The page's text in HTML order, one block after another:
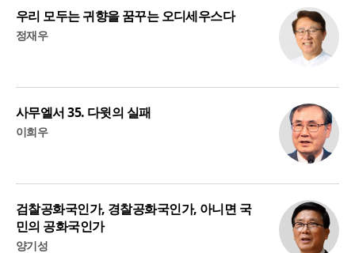
우리 모두는 귀향을 꿈꾸는 오디세우스다
정재우
사무엘서 35. 다윗의 실패
이희우
검찰공화국인가, 경찰공화국인가, 아니면 국
민의 공화국인가
양기성